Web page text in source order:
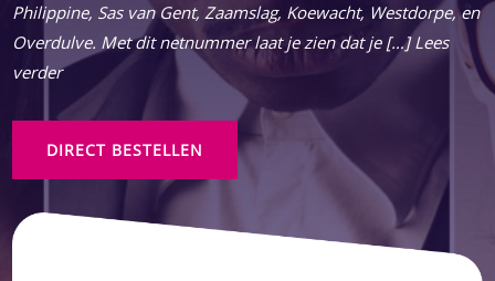
Philippine, Sas van Gent, Zaamslag, Koewacht, Westdorpe, en
Overdulve. Met dit netnummer laat je zien dat je […] Lees
verder
DIRECT BESTELLEN